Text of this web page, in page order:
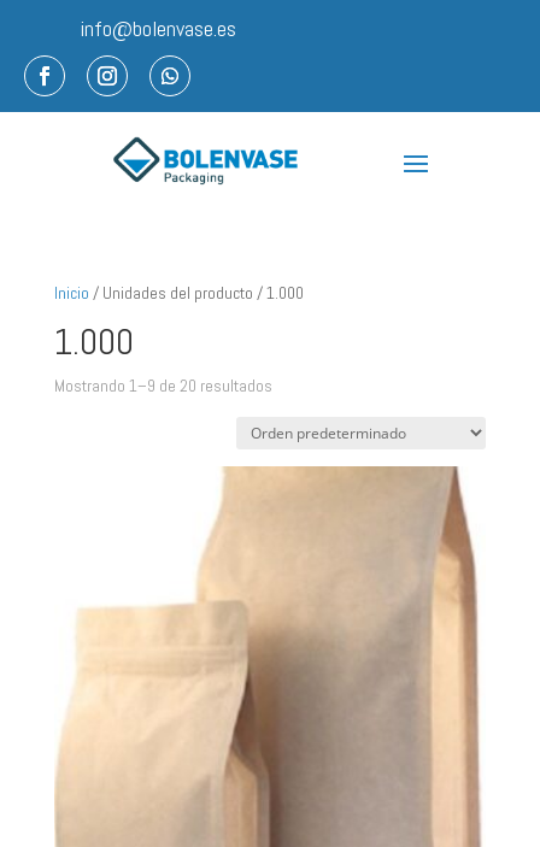
info@bolenvase.es
Inicio / Unidades del producto / 1.000
1.000
Mostrando 1–9 de 20 resultados